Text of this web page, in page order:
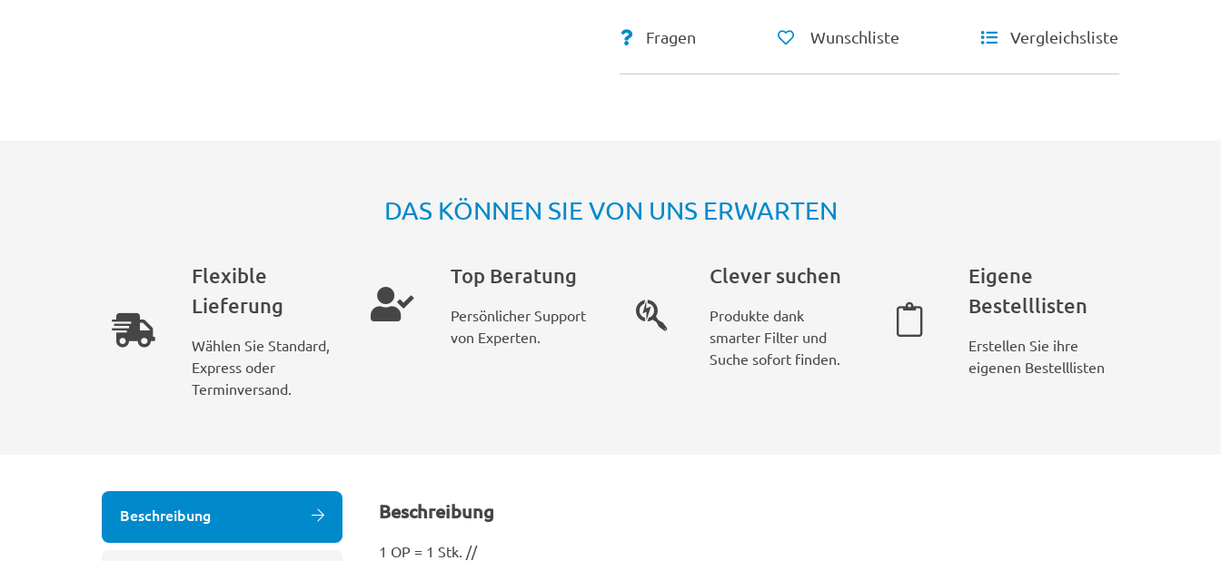
Fragen Wunschliste Vergleichsliste
DAS KÖNNEN SIE VON UNS ERWARTEN
Flexible
Lieferung
Wählen Sie Standard,
Express oder
Terminversand.
Top Beratung
Persönlicher Support
von Experten.
Clever suchen
Produkte dank
smarter Filter und
Suche sofort finden.
Eigene
Bestelllisten
Erstellen Sie ihre
eigenen Bestelllisten
Beschreibung Beschreibung
1 OP = 1 Stk. //